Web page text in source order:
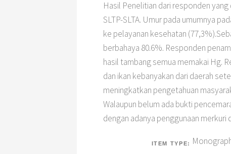
Hasil Penelitian dari responden
SLTP-SLTA. Umur pada umumnya
ke pelayanan kesehatan
berbahaya 80.6%. Responden
hasil tambang semua memakai Hg.
dan ikan kebanyakan dari daerah
meningkatkan pengetahuan
Walaupun belum ada bukti
dengan adanya penggunaan merkuri
ITEM TYPE: